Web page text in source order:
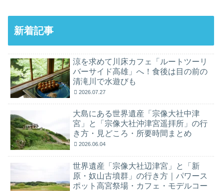
新着記事
涼を求めて川床カフェ「ルートツーリ
バーサイド高雄」へ！食後は目の前の
清滝川で水遊びも
2026.07.27
大島にある世界遺産「宗像大社中津
宮」と「宗像大社沖津宮遥拝所」の行
き方・見どころ・所要時間まとめ
2026.06.04
世界遺産「宗像大社辺津宮」と「新
原・奴山古墳群」の行き方｜パワース
ポット高宮祭場・カフェ・モデルコー